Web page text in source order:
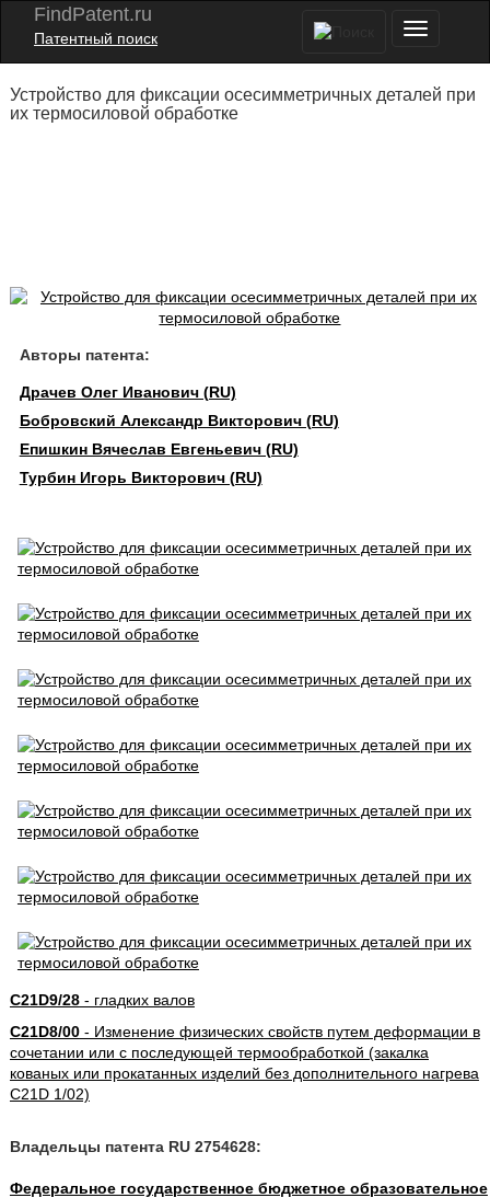
FindPatent.ru
Патентный поиск
Устройство для фиксации осесимметричных деталей при
их термосиловой обработке
Авторы патента:
Драчев Олег Иванович (RU)
Бобровский Александр Викторович (RU)
Епишкин Вячеслав Евгеньевич (RU)
Турбин Игорь Викторович (RU)
C21D9/28- гладких валов
C21D8/00- Изменение физических свойств путем деформации в
сочетании или с последующей термообработкой (закалка
кованых или прокатанных изделий без дополнительного нагрева
C21D 1/02)
Владельцы патента RU 2754628:
Федеральное государственное бюджетное образовательное